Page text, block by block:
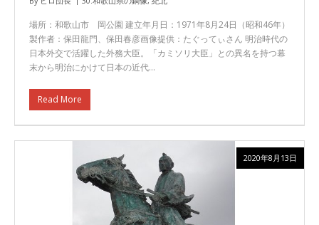
場所：和歌山市 岡公園 建立年月日：1971年8月24日（昭和46年）
製作者：保田龍門、保田春彦画像提供：たぐってぃさん 明治時代の
日本外交で活躍した外務大臣。「カミソリ大臣」との異名を持つ幕
末から明治にかけて日本の近代…
Read More
2020年8月13日